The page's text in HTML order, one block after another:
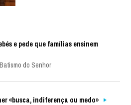
e pede que famílias ensinem
do Senhor
«busca, indiferença ou medo»